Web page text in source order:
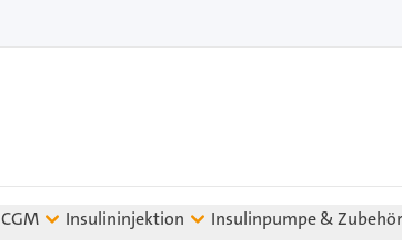
CGM Insulininjektion Insulinpumpe & Zubehör